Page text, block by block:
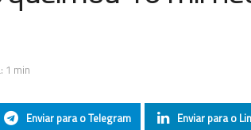
1 min
Enviar para o Telegram Enviar para o